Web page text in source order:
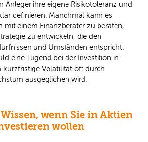
Anleger ihre eigene Risikotoleranz und
definieren. Manchmal kann es
mit einem Finanzberater zu beraten,
zu entwickeln, die den
und Umständen entspricht.
eine Tugend bei der Investition in
kurzfristige Volatilität oft durch
ausgeglichen wird.
wenn Sie in Aktien
wollen